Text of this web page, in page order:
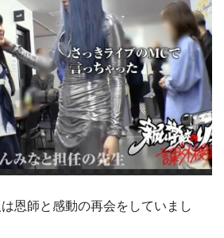
恩師と感動の再会をしていまし